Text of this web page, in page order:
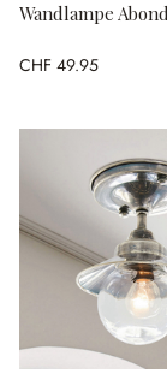
Wandlampe
CHF 49.95